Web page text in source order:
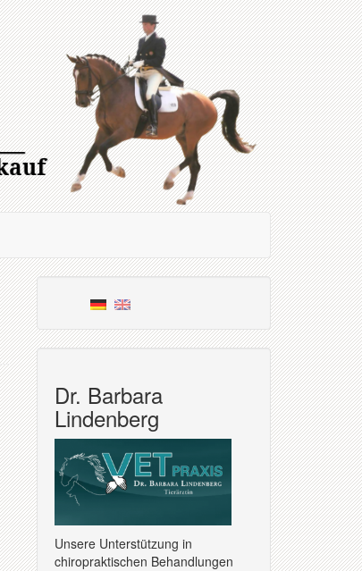
Dr. Barbara
Lindenberg
Unsere Unterstützung in
chiropraktischen Behandlungen